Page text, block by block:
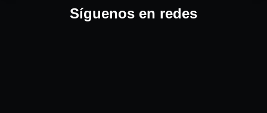
Síguenos en redes